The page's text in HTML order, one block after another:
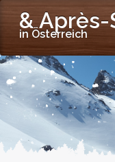
& Après-
in Österreich